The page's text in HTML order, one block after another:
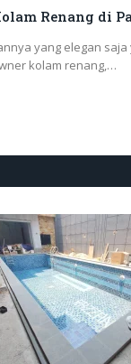
Renang di
yang elegan
kolam renang,…